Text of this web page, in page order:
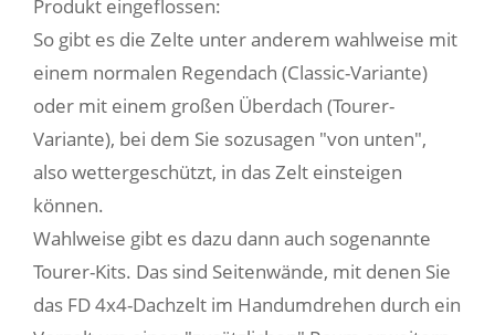
Produkt eingeflossen:
So gibt es die Zelte unter anderem wahlweise mit
einem normalen Regendach (Classic-Variante)
oder mit einem großen Überdach (Tourer-
Variante), bei dem Sie sozusagen "von unten",
also wettergeschützt, in das Zelt einsteigen
können.
Wahlweise gibt es dazu dann auch sogenannte
Tourer-Kits. Das sind Seitenwände, mit denen Sie
das FD 4x4-Dachzelt im Handumdrehen durch ein